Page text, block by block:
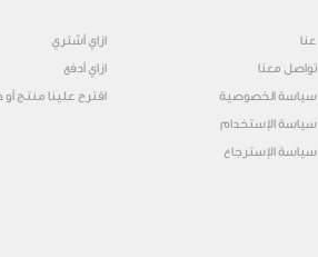
عنا
تواصل معنا
سياسة الخصوصية
سياسة الإستخدام
سياسة الإسترجاع
ازاي أشتري
ازاي أدفع
اقترح علينا منتج